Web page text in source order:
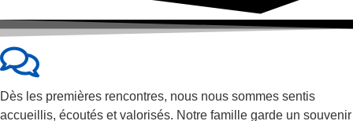
Dès les premières rencontres, nous nous sommes sentis
accueillis, écoutés et valorisés. Notre famille garde un souvenir